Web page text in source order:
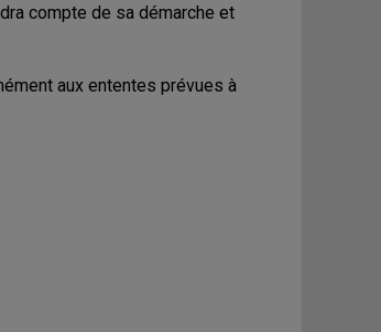
compte de sa démarche et
aux ententes prévues à